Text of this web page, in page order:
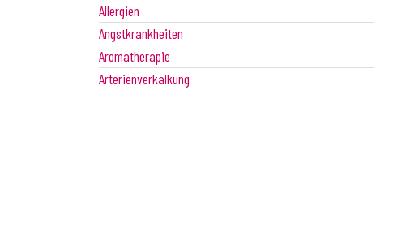
Allergien
Angstkrankheiten
Aromatherapie
Arterienverkalkung